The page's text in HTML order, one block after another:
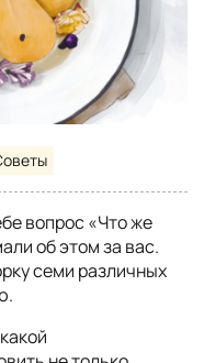
вопрос «Что же
об этом за вас.
семи различных